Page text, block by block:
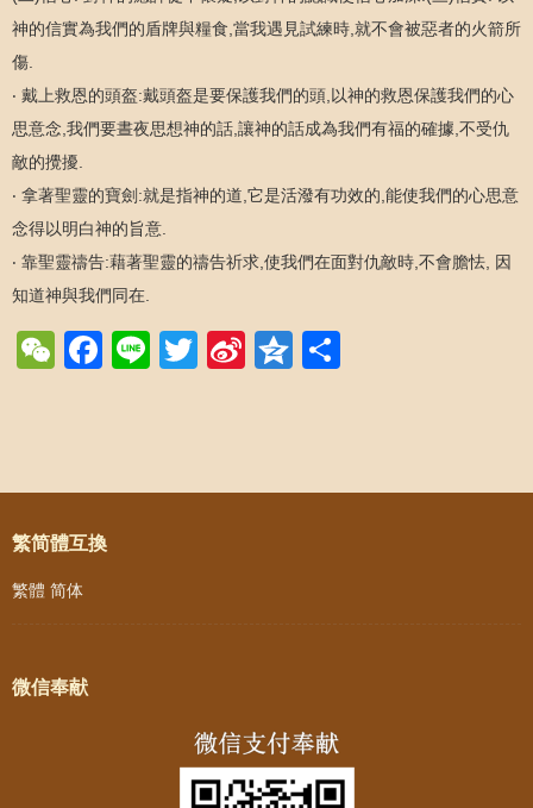
神的信實為我們的盾牌與糧食,當我遇見試練時,就不會被惡者的火箭所
傷.
‧ 戴上救恩的頭盔:戴頭盔是要保護我們的頭,以神的救恩保護我們的心
思意念,我們要晝夜思想神的話,讓神的話成為我們有福的確據,不受仇
敵的攪擾.
‧ 拿著聖靈的寶劍:就是指神的道,它是活潑有功效的,能使我們的心思意
念得以明白神的旨意.
‧ 靠聖靈禱告:藉著聖靈的禱告祈求,使我們在面對仇敵時,不會膽怯, 因
知道神與我們同在.
WeChat
Facebook
LineTwitter
SinaQzone
Post navigation
繁简體互換
繁體 简体
微信奉献